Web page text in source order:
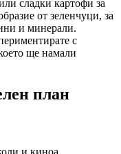
сладки картофи за
от зеленчуци, за
и минерали.
с
ще намали
план
и киноа